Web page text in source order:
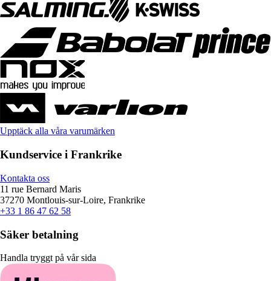
Upptäck alla våra varumärken
Kundservice i Frankrike
Kontakta oss
11 rue Bernard Maris
37270 Montlouis-sur-Loire, Frankrike
+33 1 86 47 62 58
Säker betalning
Handla tryggt på vår sida